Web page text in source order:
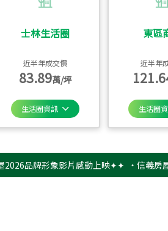
士林生活圈
近半年成交價
83.89萬/坪
生活圈資訊
東區
近半年
生活圈
牌形象影片感動上映✦✦ ‧信義房屋聲明